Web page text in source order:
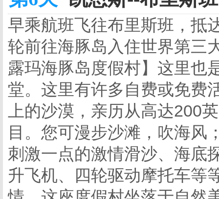
早乘航班飞往布里斯班，抵
轮前往海豚岛入住世界第三
露玛海豚岛度假村】这里也
堂。这里有许多自费或免费
上的沙漠，亲历从高达200
目。您可漫步沙滩，吹海风
刺激一点的激情滑沙、海底
升飞机、四轮驱动摩托车等